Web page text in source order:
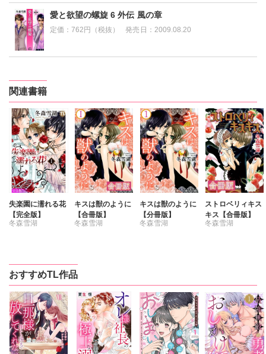
愛と欲望の螺旋 6 外伝 風の章
定価：762円（税抜） 発売日： 2009.08.20
関連書籍
失楽園に濡れる花
【完全版】
冬森雪湖
キスは獣のように
【合冊版】
冬森雪湖
キスは獣のように
【分冊版】
冬森雪湖
ストロベリィキス
キス【合冊版】
冬森雪湖
おすすめTL作品